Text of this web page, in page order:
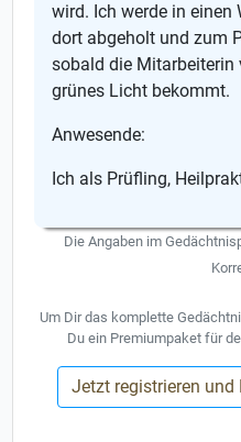
wird. Ich werde in einen
dort abgeholt und zum
sobald die
grünes Licht bekommt.
Anwesende:
Ich als Prüfling,
Die Angaben im
Um Dir das komplette
Du ein Premiumpaket für
Jetzt registrieren und